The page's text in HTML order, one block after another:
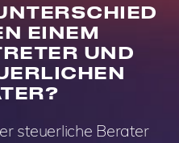
EINEM
UND
steuerliche Berater